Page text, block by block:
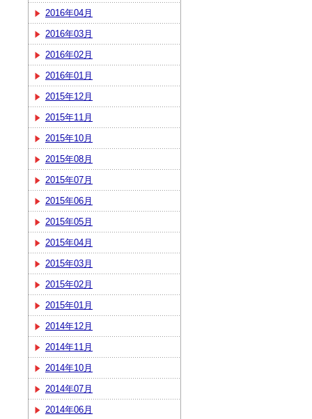
2016年04月
2016年03月
2016年02月
2016年01月
2015年12月
2015年11月
2015年10月
2015年08月
2015年07月
2015年06月
2015年05月
2015年04月
2015年03月
2015年02月
2015年01月
2014年12月
2014年11月
2014年10月
2014年07月
2014年06月